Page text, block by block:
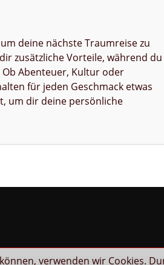
verwenden wir Cookies.
deine nächste Traumreise zu
zusätzliche Vorteile, während du
Abenteuer, Kultur oder
für jeden Geschmack etwas
um dir deine persönliche